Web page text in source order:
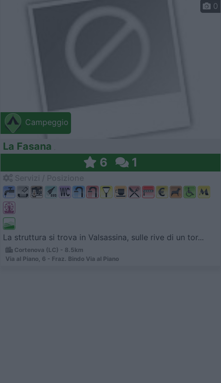
Campeggio
0
La Fasana
6 1
La struttura si trova in Valsassina, sulle rive di un tor...
Cortenova (LC) - 8.5km
Via al Piano, 6 - Fraz. Bindo Via al Piano